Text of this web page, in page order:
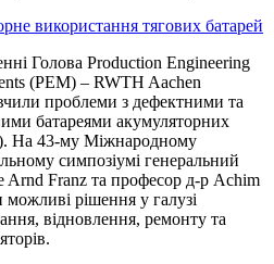
використання тягових батарей
Голова Production Engineering
(PEM) – RWTH Aachen
проблеми з дефектними та
батареями акумуляторних
На 43-му Міжнародному
симпозіумі генеральний
Arnd Franz та професор д-р Achim
рішення у галузі
відновлення, ремонту та